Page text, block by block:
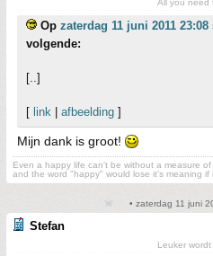
All you need
Op zaterdag 11 juni 2011 23:08
volgende:
[..]
[ link afbeelding ]
Mijn dank is groot!
Even a happy life can't be without a measure of
and the word "happy" would lose it's meaning
• zaterdag 11 juni
Stefan
Leuker